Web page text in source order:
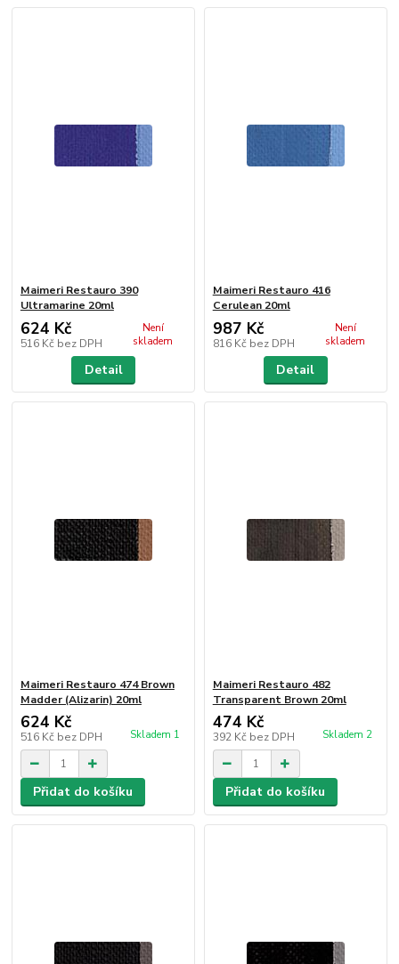
Maimeri Restauro 390
Ultramarine 20ml
624 Kč
516 Kč bez DPH
Není
skladem
Detail
Maimeri Restauro 416
Cerulean 20ml
987 Kč
816 Kč bez DPH
Není
skladem
Detail
Maimeri Restauro 474 Brown
Madder (Alizarin) 20ml
624 Kč
516 Kč bez DPH Skladem 1
Přidat do košíku
Maimeri Restauro 482
Transparent Brown 20ml
474 Kč
392 Kč bez DPH Skladem 2
Přidat do košíku